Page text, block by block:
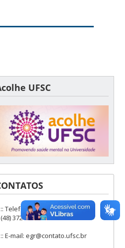
UFSC
:: Telefones: (48) 3721-9285 ou
(48) 3721-6504
:: E-mail: egr@contato.ufsc.br